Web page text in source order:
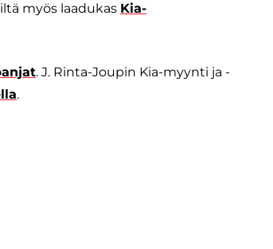
myös laadukas Kia-
. J. Rinta-Joupin Kia-myynti ja -
.